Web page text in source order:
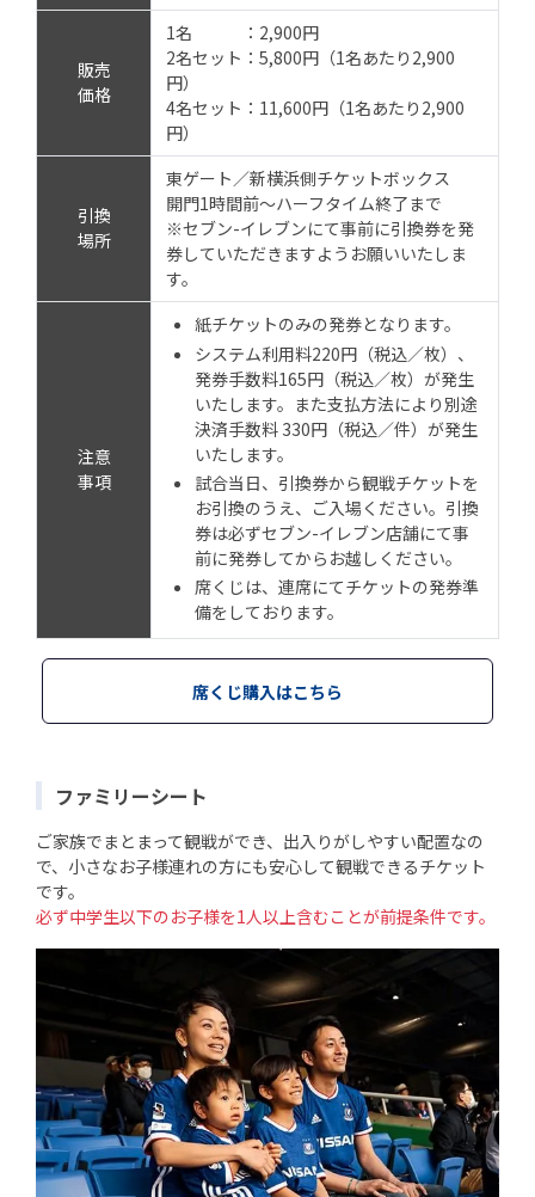
販売
価格
1名 ：2,900円
2名セット：5,800円（1名あたり2,900
円）
4名セット：11,600円（1名あたり2,900
円）
引換
場所
東ゲート／新横浜側チケットボックス
開門1時間前～ハーフタイム終了まで
※セブン-イレブンにて事前に引換券を発
券していただきますようお願いいたしま
す。
注意
事項
紙チケットのみの発券となります。
システム利用料220円（税込／枚）、
発券手数料165円（税込／枚）が発生
いたします。また支払方法により別途
決済手数料 330円（税込／件）が発生
いたします。
試合当日、引換券から観戦チケットを
お引換のうえ、ご入場ください。引換
券は必ずセブン-イレブン店舗にて事
前に発券してからお越しください。
席くじは、連席にてチケットの発券準
備をしております。
席くじ購入はこちら
ファミリーシート
ご家族でまとまって観戦ができ、出入りがしやすい配置なの
で、小さなお子様連れの方にも安心して観戦できるチケット
です。
必ず中学生以下のお子様を1人以上含むことが前提条件です。